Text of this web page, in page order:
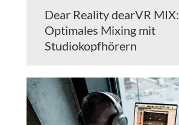
Dear Reality dearVR MIX:
Optimales Mixing mit
Studiokopfhörern